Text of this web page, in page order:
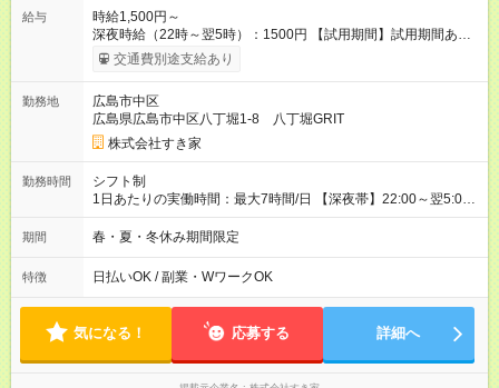
給与
時給1,500円～
深夜時給（22時～翌5時）：1500円 【試用期間】試用期間あり
試用期間の長さ：1ヶ月 雇用形態、給与は本採用時と同じです。
試用期間の実態は30日（※条件変更なし）ですが、切り上げで
同時給）
交通費別途支給あり
勤務地
広島市中区
広島県広島市中区八丁堀1-8 八丁堀GRIT
株式会社すき家
勤務時間
シフト制
1日あたりの実働時間：最大7時間/日 【深夜帯】22:00～翌5:00
週2日～・1日2h～OK◎ ※22:00から翌5:00までは18歳以上の方
のみ勤務可能です（18歳未満の深夜業務禁止のため） ★深夜で
す。 必ず、2名以上での勤務を行いますので、安心して働けま
す。
期間 春・夏・冬休み期間限定
特徴 日払いOK / 副業・WワークOK
気になる！ 応募する 詳細へ